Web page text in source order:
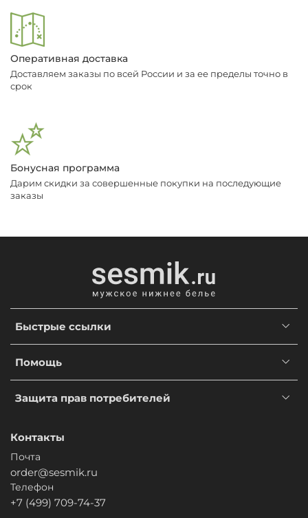
Оперативная доставка
Доставляем заказы по всей России и за ее пределы точно в
срок
Бонусная программа
Дарим скидки за совершенные покупки на последующие
заказы
Быстрые ссылки
Помощь
Защита прав потребителей
Контакты
Почта
order@sesmik.ru
Телефон
+7 (499) 709-74-37